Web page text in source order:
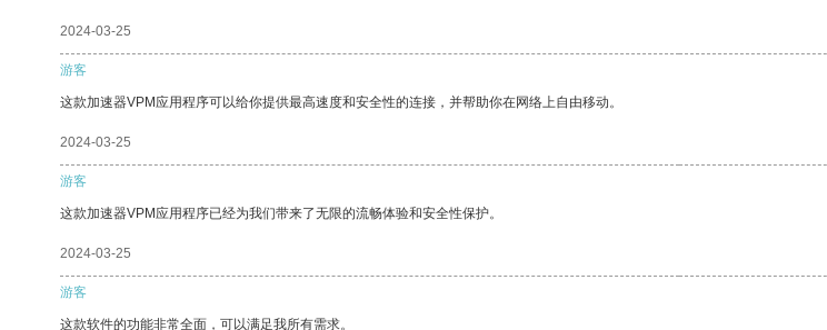
2024-03-25
游客
这款加速器VPM应用程序可以给你提供最高速度和安全性的连接，并帮助你在网络上自由移动。
2024-03-25
游客
这款加速器VPM应用程序已经为我们带来了无限的流畅体验和安全性保护。
2024-03-25
游客
这款软件的功能非常全面，可以满足我所有需求。